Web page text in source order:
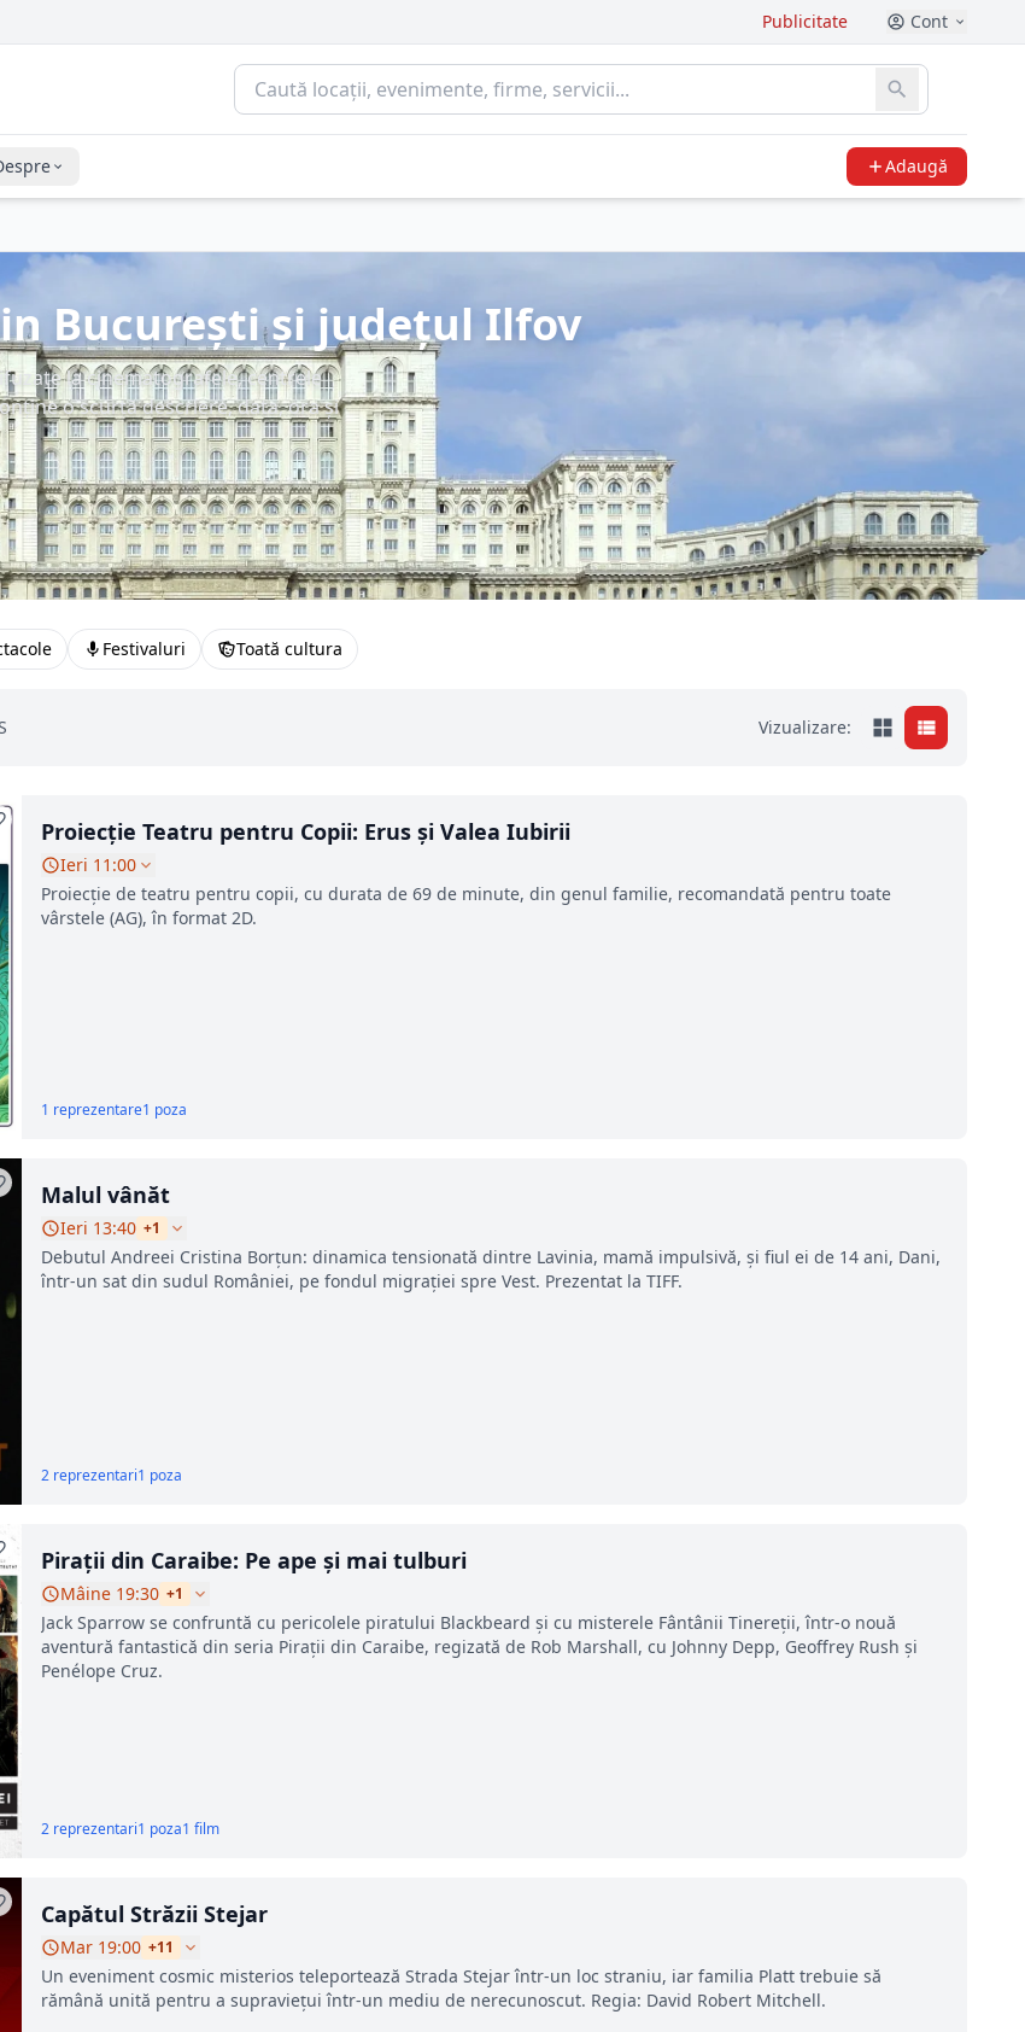
Publicitate Cont
Adaugă
București și județul Ilfov
la cinematografele, centrele
o scurtă descriere, data, ora și
Festivaluri Toată cultura
Vizualizare:
Proiecție Teatru pentru Copii: Erus și Valea Iubirii
Ieri 11:00
Proiecție de teatru pentru copii, cu durata de 69 de minute, din genul familie, recomandată pentru toate
vârstele (AG), în format 2D.
1 reprezentare1 poza
Malul vânăt
Ieri 13:40 +1
Debutul Andreei Cristina Borțun: dinamica tensionată dintre Lavinia, mamă impulsivă, și fiul ei de 14 ani, Dani,
într-un sat din sudul României, pe fondul migrației spre Vest. Prezentat la TIFF.
2 reprezentari1 poza
Pirații din Caraibe: Pe ape și mai tulburi
Mâine 19:30 +1
Jack Sparrow se confruntă cu pericolele piratului Blackbeard și cu misterele Fântânii Tinereții, într-o nouă
aventură fantastică din seria Pirații din Caraibe, regizată de Rob Marshall, cu Johnny Depp, Geoffrey Rush și
Penélope Cruz.
2 reprezentari1 poza1 film
Capătul Străzii Stejar
Mar 19:00 +11
Un eveniment cosmic misterios teleportează Strada Stejar într-un loc straniu, iar familia Platt trebuie să
rămână unită pentru a supraviețui într-un mediu de nerecunoscut. Regia: David Robert Mitchell.